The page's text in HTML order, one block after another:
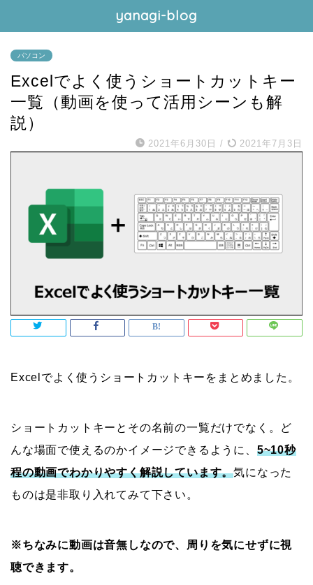
yanagi-blog
パソコン
Excelでよく使うショートカットキー
一覧（動画を使って活用シーンも解
説）
2021年6月30日 / 2021年7月3日
Excelでよく使うショートカットキーをまとめました。
ショートカットキーとその名前の一覧だけでなく。ど
んな場面で使えるのかイメージできるように、 5~10秒
程の動画でわかりやすく解説しています。気になった
ものは是非取り入れてみて下さい。
※ちなみに動画は音無しなので、周りを気にせずに視
聴できます。